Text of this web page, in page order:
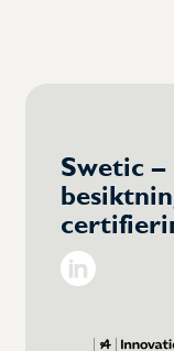
Swetic